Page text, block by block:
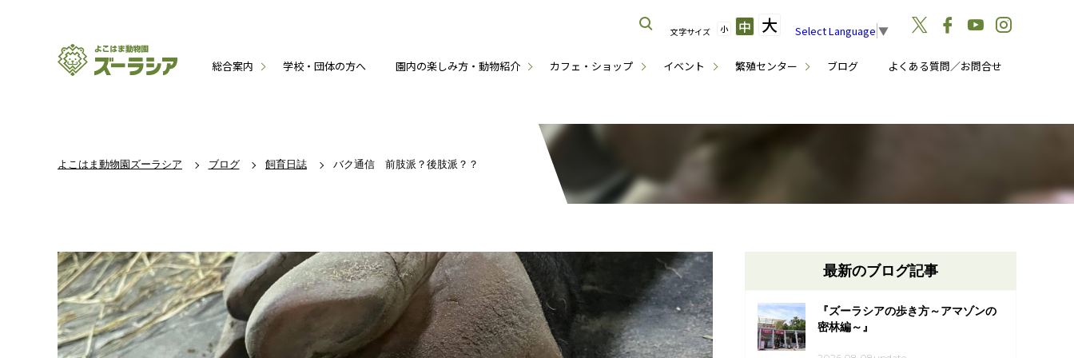
総合案内 学校・団体の方へ 園内の楽しみ方・動物紹介 カフェ・ショップ イベント 繁殖センター ブログ よくある質問／お問合せ
文字サイズ 小 中 大 Select Language ▼
よこはま動物園ズーラシア ブログ 飼育日誌 バク通信 前肢派？後肢派？？
最新のブログ記事
『ズーラシアの歩き方～アマゾンの
密林編～』